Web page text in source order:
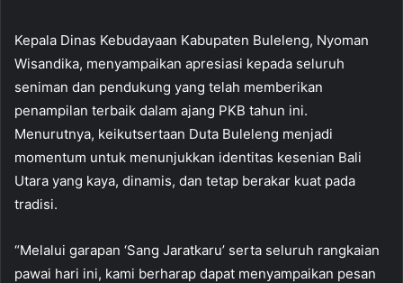
Kepala Dinas Kebudayaan Kabupaten Buleleng, Nyoman
Wisandika, menyampaikan apresiasi kepada seluruh
seniman dan pendukung yang telah memberikan
penampilan terbaik dalam ajang PKB tahun ini.
Menurutnya, keikutsertaan Duta Buleleng menjadi
momentum untuk menunjukkan identitas kesenian Bali
Utara yang kaya, dinamis, dan tetap berakar kuat pada
tradisi.
“Melalui garapan ‘Sang Jaratkaru’ serta seluruh rangkaian
pawai hari ini, kami berharap dapat menyampaikan pesan